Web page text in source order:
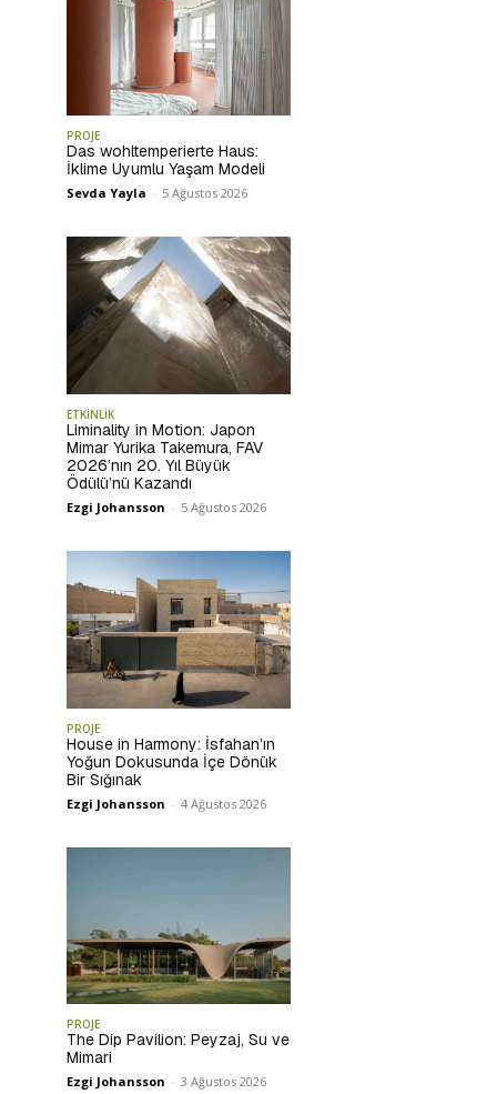
PROJE
Das wohltemperierte Haus:
İklime Uyumlu Yaşam Modeli
Sevda Yayla - 5 Ağustos 2026
ETKİNLİK
Liminality in Motion: Japon
Mimar Yurika Takemura, FAV
2026’nın 20. Yıl Büyük
Ödülü’nü Kazandı
Ezgi Johansson - 5 Ağustos 2026
PROJE
House in Harmony: İsfahan’ın
Yoğun Dokusunda İçe Dönük
Bir Sığınak
Ezgi Johansson - 4 Ağustos 2026
PROJE
The Dip Pavilion: Peyzaj, Su ve
Mimari
Ezgi Johansson - 3 Ağustos 2026